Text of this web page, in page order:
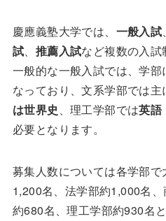
慶應義塾大学では、 一般入試、
試、 推薦入試など複数の入
一般的な一般入試では、学
なっており、文系学部では主
は世界史 、理工学部では英語
必要となります。
募集人数については各学部
1,200名、法学部約1,000名
約680名、理工学部約930名